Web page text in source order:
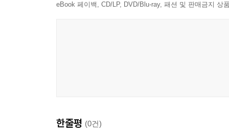
Day 60. 지금의 나이가 제일 좋아요.
eBook 페이백, CD/LP, DVD/Blu-ray, 패션 및 판매금지 상
한줄평 (0건)